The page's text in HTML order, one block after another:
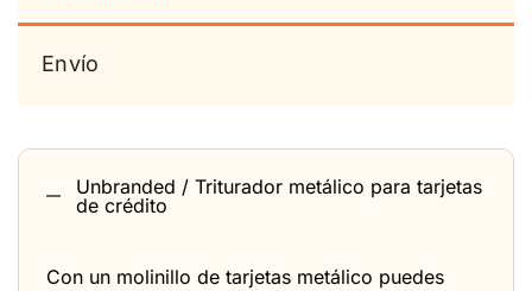
Envío
Unbranded / Triturador metálico para tarjetas
de crédito
Con un molinillo de tarjetas metálico puedes